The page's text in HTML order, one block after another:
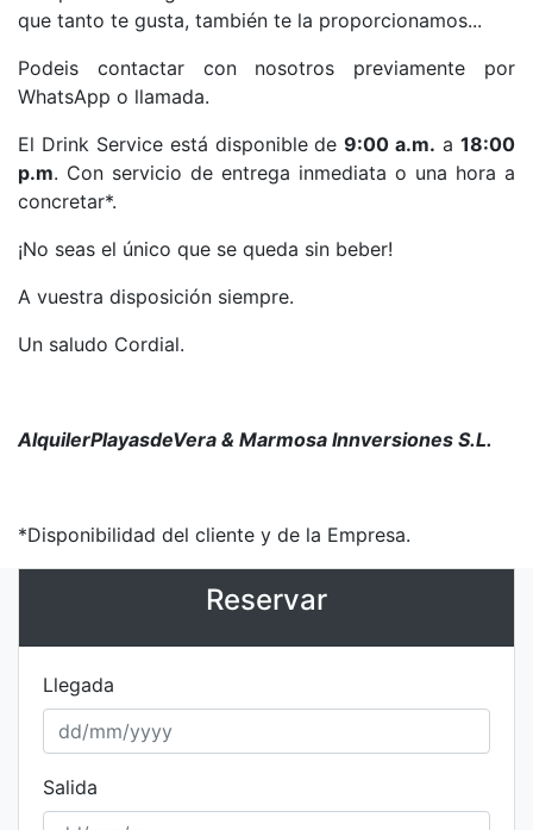
que tanto te gusta, también te la proporcionamos...
Podeis contactar con nosotros previamente por
WhatsApp o llamada.
El Drink Service está disponible de9:00 a.m. a18:00
p.m. Con servicio de entrega inmediata o una hora a
concretar*.
¡No seas el único que se queda sin beber!
A vuestra disposición siempre.
Un saludo Cordial.
AlquilerPlayasdeVera & Marmosa Innversiones S.L.
*Disponibilidad del cliente y de la Empresa.
Reservar
Llegada
Salida